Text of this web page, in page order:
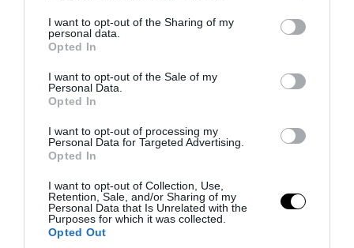
not limited to your visit or usage behaviour. You may click to
grant or deny consent to Google and its third-party tags to
use your data for below specified purposes in below Google
consent section.
I want to opt-out of the Sharing of my
personal data.
Opted In
I want to opt-out of the Sale of my
Personal Data.
Opted In
I want to opt-out of processing my
Personal Data for Targeted Advertising.
Opted In
I want to opt-out of Collection, Use,
Retention, Sale, and/or Sharing of my
Personal Data that Is Unrelated with the
Purposes for which it was collected.
Opted Out
05.08.2026 | 08:53